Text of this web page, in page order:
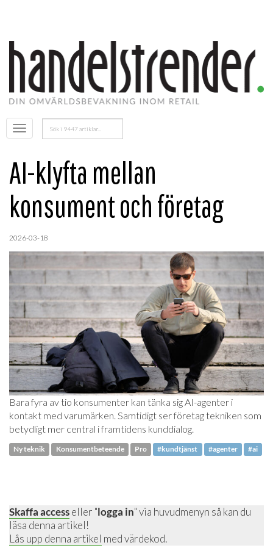
Öppna
menyn
Sök
efter:
AI-klyfta mellan
konsument och företag
2026-03-18
Bara fyra av tio konsumenter kan tänka sig AI-agenter i
kontakt med varumärken. Samtidigt ser företag tekniken som
betydligt mer central i framtidens kunddialog.
Ny teknik Konsumentbeteende Pro #kundtjänst #agenter #ai
Skaffa accesseller "logga in" via huvudmenyn så kan du
läsa denna artikel!
Lås upp denna artikel med värdekod.